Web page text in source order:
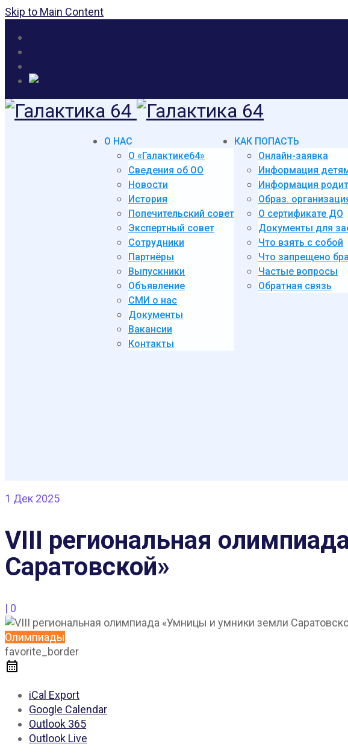
Skip to Main Content
О НАС
О «Галактике64»
Сведения об ОО
Новости
История
Попечительский совет
Экспертный совет
Сотрудники
Партнёры
Выпускники
Объявление
СМИ о нас
Документы
Вакансии
Контакты
КАК ПОПАСТЬ
Онлайн-заявка
Информация
Информация
Образ.
О сертификате ДО
Документы для
Что взять с собой
Что запрещено
Частые вопросы
Обратная связь
1 Дек 2025
VIII региональная
Саратовской»
| 0
Олимпиады
favorite_border
iCal Export
Google Calendar
Outlook 365
Outlook Live